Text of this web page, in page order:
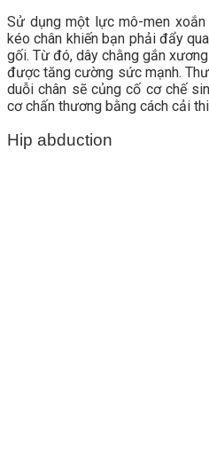
Sử dụng một lực mô-men
kéo chân khiến bạn phải đẩy
gối. Từ đó, dây chằng gắn
được tăng cường sức mạnh.
duỗi chân sẽ củng cố cơ chế
cơ chấn thương bằng cách cải
Hip abduction